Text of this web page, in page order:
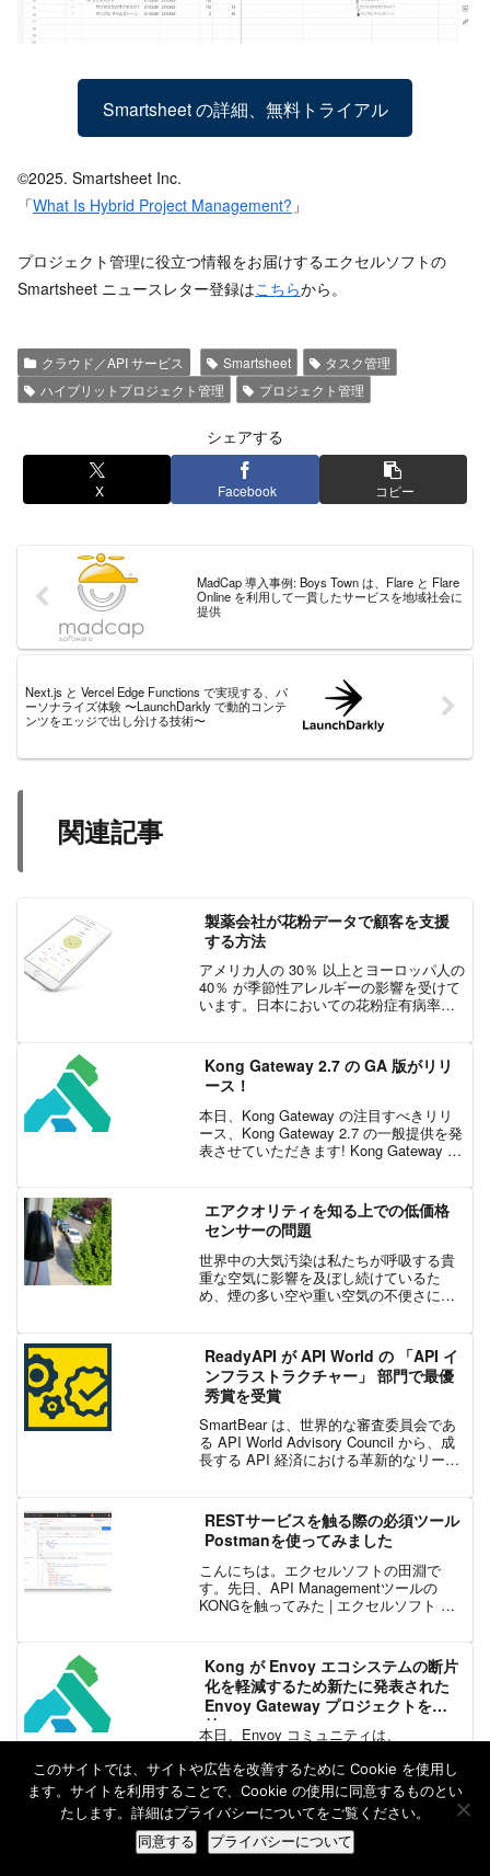
Smartsheet の詳細、無料トライアル
©2025. Smartsheet Inc.
「What Is Hybrid Project Management? 」
プロジェクト管理に役立つ情報をお届けするエクセルソフトの
Smartsheet ニュースレター登録はこちらから。
クラウド／API サービス Smartsheet
タスク管理
ハイブリットプロジェクト管理
プロジェクト管理
シェアする
X Facebook コピー
MadCap 導入事例: Boys Town は、Flare と Flare
Online を利用して一貫したサービスを地域社会に
提供
Next.js と Vercel Edge Functions で実現する、パ
ーソナライズ体験 〜LaunchDarkly で動的コンテ
ンツをエッジで出し分ける技術〜
関連記事
製薬会社が花粉データで顧客を支援
する方法
アメリカ人の 30％ 以上とヨーロッパ人の
40％ が季節性アレルギーの影響を受けて
います。日本においての花粉症有病率は
入し、2025年までに年間 400...
Kong Gateway 2.7 の GA 版がリリ
ース！
本日、Kong Gateway の注目すべきリリ
ース、Kong Gateway 2.7 の一般提供を発
表させていただきます! Kong Gateway お
エアクオリティを知る上での低価格
センサーの問題
世界中の大気汚染は私たちが呼吸する貴
重な空気に影響を及ぼし続けているた
め、煙の多い空や重い空気の不便さに単
COPD や喘息などの心臓や肺の病気に苦
しんでいる人にとって...
ReadyAPI が API World の 「API イ
ンフラストラクチャー」 部門で最優
秀賞を受賞
SmartBear は、世界的な審査委員会であ
る API World Advisory Council から、成
長する API 経済における革新的なリーダ
RESTサービスを触る際の必須ツール
Postmanを使ってみました
こんにちは。エクセルソフトの田淵で
す。先日、API Managementツールの
KONGを触ってみた | エクセルソフト ブ
いていました。REST...
Kong が Envoy エコシステムの断片
化を軽減するため新たに発表された
Envoy Gateway プロジェクトを支
持
本日、Envoy コミュニティは、
新しい Kubernetes Gateway API で
Kubernetes デプロイのサポートを向上す
る新しいプロジェクト、Envoy Gate...
このサイトでは、サイトや広告を改善するために Cookie を使用し
ます。サイトを利用することで、Cookie の使用に同意するものとい
たします。詳細はプライバシーについてをご覧ください。
同意する プライバシーについて